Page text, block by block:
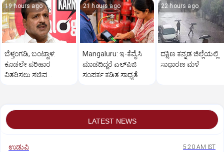
19 hours ago
ಬೆಳ್ತಂಗಡಿ, ಬಂಟ್ವಾಳ:
ಕೂಡಲೇ ಪರಿಹಾರ
ವಿತರಿಸಲು ಸಚಿವ
21 hours ago
Mangaluru: ಇ-ಕೆವೈಸಿ
ಮಾಡದಿದ್ದರೆ ಎಲ್‌ಪಿಜಿ
ಸಂಪರ್ಕ ಕಡಿತ ಸಾಧ್ಯತೆ
22 hours ago
ದಕ್ಷಿಣ ಕನ್ನಡ ಜಿಲ್ಲೆಯಲ್ಲಿ
ಸಾಧಾರಣ ಮಳೆ
LATEST NEWS
ಉಡುಪಿ 5:20 AM IST